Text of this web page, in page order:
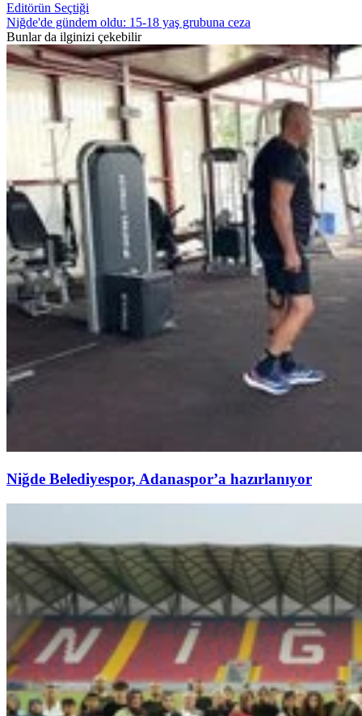
Editörün Seçtiği
Niğde'de gündem oldu: 15-18 yaş grubuna ceza
Bunlar da ilginizi çekebilir
Niğde Belediyespor, Adanaspor’a hazırlanıyor